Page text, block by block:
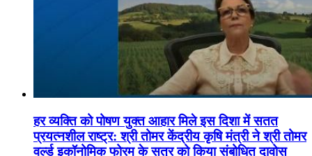
हर व्यक्ति को पोषण युक्त आहार मिले इस दिशा में सतत
प्रयत्नशील राष्ट्र: श्री तोमर केंद्रीय कृषि मंत्री ने श्री तोमर
वर्ल्ड इकॉनोमिक फोरम के सत्र को किया संबोधित दावोस